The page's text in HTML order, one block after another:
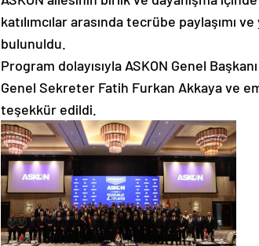
katılımcılar arasında tecrübe
bulunuldu.
Program dolayısıyla ASKON Genel
Genel Sekreter Fatih Furkan Akkaya ve
teşekkür edildi.